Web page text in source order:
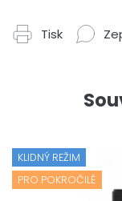
Tisk
KLIDNÝ REŽIM
PRO POKROČILÉ